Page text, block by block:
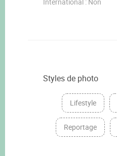
International : Non
Styles de photo
Lifestyle
Reportage